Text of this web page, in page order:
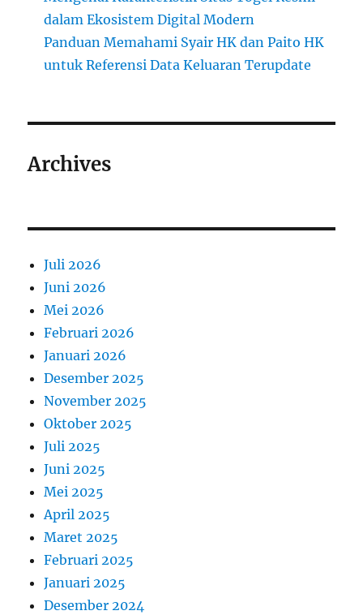
dalam Ekosistem Digital Modern
Panduan Memahami Syair HK dan Paito HK
untuk Referensi Data Keluaran Terupdate
Archives
Juli 2026
Juni 2026
Mei 2026
Februari 2026
Januari 2026
Desember 2025
November 2025
Oktober 2025
Juli 2025
Juni 2025
Mei 2025
April 2025
Maret 2025
Februari 2025
Januari 2025
Desember 2024